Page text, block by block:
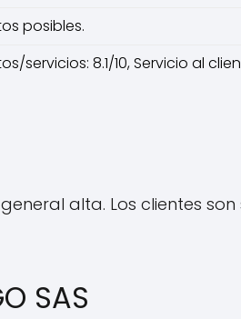
posibles.
8.1/10, Servicio al
alta. Los clientes
SAS